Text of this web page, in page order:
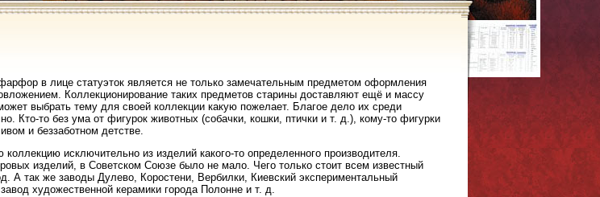
в лице статуэток является не только замечательным предметом оформления
Коллекционирование таких предметов старины доставляют ещё и массу
выбрать тему для своей коллекции какую пожелает. Благое дело их среди
Кто-то без ума от фигурок животных (собачки, кошки, птички и т. д.), кому-то фигурки
и беззаботном детстве.
исключительно из изделий какого-то определенного производителя.
изделий, в Советском Союзе было не мало. Чего только стоит всем известный
А так же заводы Дулево, Коростени, Вербилки, Киевский экспериментальный
художественной керамики города Полонне и т. д.